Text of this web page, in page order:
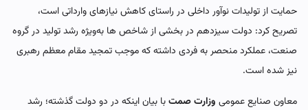
حمایت از تولیدات نوآور داخلی در راستای کاهش نیازهای وارداتی است،
تصریح کرد: دولت سیزدهم در بخشی از شاخص ها به‌ویژه رشد تولید در گروه
صنعت، عملکرد منحصر به فردی داشته که موجب تمجید مقام معظم رهبری
نیز شده است.
معاون صنایع عمومی وزارت صمتبا بیان اینکه در دو دولت گذشته؛ رشد